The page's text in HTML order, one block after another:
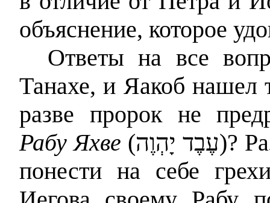
объяснение, которое
Ответы на все
Танахе, и Яакоб нашел
разве пророк не
Рабу Яхве (עֶבֶד יָהְוֶה)?
понести на себе